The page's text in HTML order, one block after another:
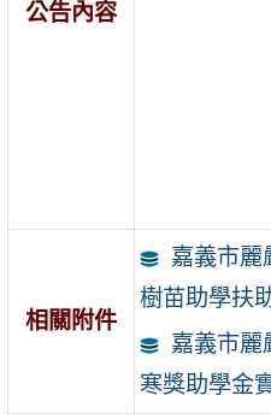
公告內容
相關附件
嘉義市麗
樹苗助學扶
嘉義市麗
寒獎助學金